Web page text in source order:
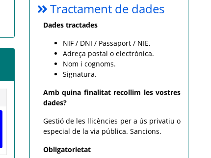
Tractament de dades
Dades tractades
NIF / DNI / Passaport / NIE.
Adreça postal o electrònica.
Nom i cognoms.
Signatura.
Amb quina finalitat recollim les vostres
dades?
Gestió de les llicències per a ús privatiu o
especial de la via pública. Sancions.
Obligatorietat